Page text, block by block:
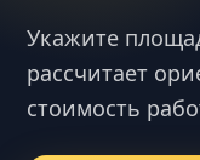
Укажите
рассчитает
стоимость